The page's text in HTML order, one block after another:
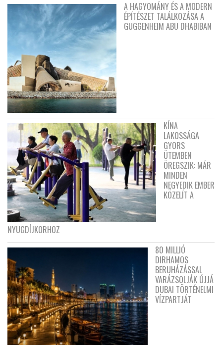
A HAGYOMÁNY ÉS A MODERN
ÉPÍTÉSZET TALÁLKOZÁSA A
GUGGENHEIM ABU DHABIBAN
KÍNA
LAKOSSÁGA
GYORS
ÜTEMBEN
ÖREGSZIK: MÁR
MINDEN
NEGYEDIK EMBER
KÖZELÍT A
NYUGDÍJKORHOZ
80 MILLIÓ
DIRHAMOS
BERUHÁZÁSSAL
VARÁZSOLJÁK ÚJJÁ
DUBAI TÖRTÉNELMI
VÍZPARTJÁT